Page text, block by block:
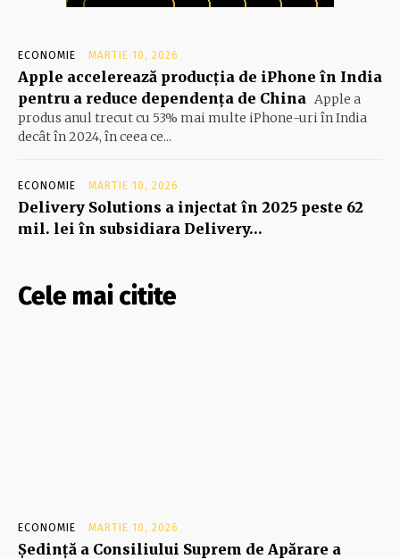
ECONOMIE MARTIE 10, 2026
Apple accelerează producția de iPhone în India
pentru a reduce dependența de China Apple a
produs anul trecut cu 53% mai multe iPhone-uri în India
decât în 2024, în ceea ce...
ECONOMIE MARTIE 10, 2026
Delivery Solutions a injectat în 2025 peste 62
mil. lei în subsidiara Delivery…
Cele mai citite
ECONOMIE MARTIE 10, 2026
Şedinţă a Consiliului Suprem de Apărare a